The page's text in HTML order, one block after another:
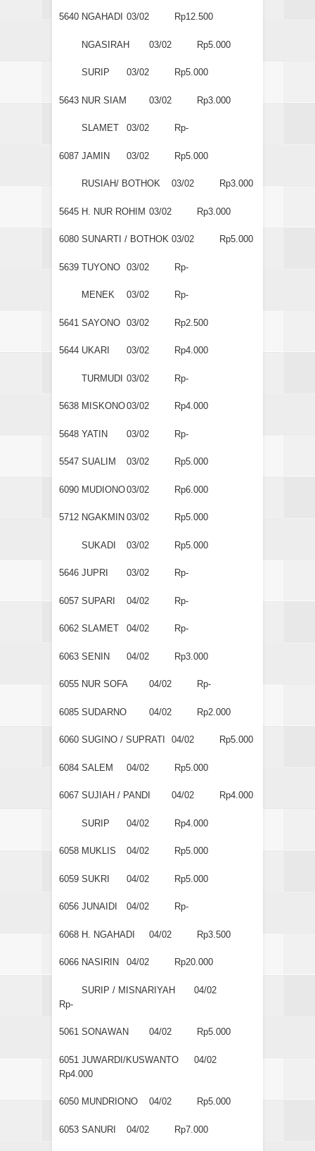
5640 NGAHADI 03/02 Rp12.500
NGASIRAH 03/02 Rp5.000
SURIP 03/02 Rp5.000
5643 NUR SIAM 03/02 Rp3.000
SLAMET 03/02 Rp-
6087 JAMIN 03/02 Rp5.000
RUSIAH/ BOTHOK 03/02 Rp3.000
5645 H. NUR ROHIM 03/02 Rp3.000
6080 SUNARTI / BOTHOK 03/02 Rp5.000
5639 TUYONO 03/02 Rp-
MENEK 03/02 Rp-
5641 SAYONO 03/02 Rp2.500
5644 UKARI 03/02 Rp4.000
TURMUDI 03/02 Rp-
5638 MISKONO03/02 Rp4.000
5648 YATIN 03/02 Rp-
5547 SUALIM 03/02 Rp5.000
6090 MUDIONO03/02 Rp6.000
5712 NGAKMIN 03/02 Rp5.000
SUKADI 03/02 Rp5.000
5646 JUPRI 03/02 Rp-
6057 SUPARI 04/02 Rp-
6062 SLAMET 04/02 Rp-
6063 SENIN 04/02 Rp3.000
6055 NUR SOFA 04/02 Rp-
6085 SUDARNO 04/02 Rp2.000
6060 SUGINO / SUPRATI 04/02 Rp5.000
6084 SALEM 04/02 Rp5.000
6067 SUJIAH / PANDI 04/02 Rp4.000
SURIP 04/02 Rp4.000
6058 MUKLIS 04/02 Rp5.000
6059 SUKRI 04/02 Rp5.000
6056 JUNAIDI 04/02 Rp-
6068 H. NGAHADI 04/02 Rp3.500
6066 NASIRIN 04/02 Rp20.000
SURIP / MISNARIYAH
04/02
Rp-
5061 SONAWAN 04/02 Rp5.000
6051 JUWARDI/KUSWANTO
04/02
Rp4.000
6050 MUNDRIONO 04/02 Rp5.000
6053 SANURI 04/02 Rp7.000